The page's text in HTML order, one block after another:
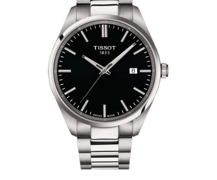
LIMITOVANÉ EDICE
VŠE O NÁKUPU
WHATSAPP VIBER
VOLEJTE 9:00–18:00+420 775 138 346